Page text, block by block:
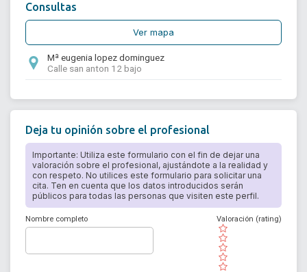
Consultas
Ver mapa
Mª eugenia lopez dominguez
Calle san anton 12 bajo
Deja tu opinión sobre el profesional
Importante: Utiliza este formulario con el fin de dejar una
valoración sobre el profesional, ajustándote a la realidad y
con respeto. No utilices este formulario para solicitar una
cita. Ten en cuenta que los datos introducidos serán
públicos para todas las personas que visiten este perfil.
Nombre completo
( )
( )
( )
( )
( )
Valoración (rating)